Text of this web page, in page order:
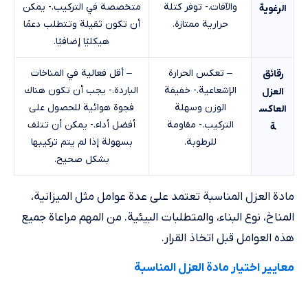
الرغوية
والآفات.- توفر كتلة
حرارية ممتازة.
متخصصة في التركيب.- يمكن
أن تكون ثقيلة وتتطلب دعمًا
هيكليًا إضافيًا.
رقائق
العزل
العاكس
ة
– تعكس الحرارة
الإشعاعية.- خفيفة
الوزن وسهلة
التركيب.- مقاومة
للرطوبة.
– أقل فعالية في المناخات
الباردة.- يجب أن تكون هناك
فجوة هوائية للحصول على
أفضل أداء.- يمكن أن تتلف
بسهولة إذا لم يتم تركيبها
بشكل صحيح.
مادة العزل المناسبة تعتمد على عدة عوامل مثل الميزانية،
المناخ، نوع البناء، والمتطلبات البيئية. من المهم مراعاة جميع
هذه العوامل قبل اتخاذ القرار.
معايير اختيار مادة العزل المناسبة